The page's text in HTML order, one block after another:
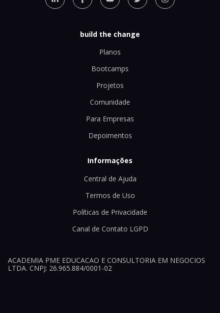
build the change
Planos
Bootcamps
Projetos
Comunidade
Para Empresas
Depoimentos
Informações
Central de Ajuda
Termos de Uso
Políticas de Privacidade
Canal de Contato LGPD
ACADEMIA PME EDUCACAO E CONSULTORIA EM NEGOCIOS
LTDA. CNPJ: 26.965.884/0001-02